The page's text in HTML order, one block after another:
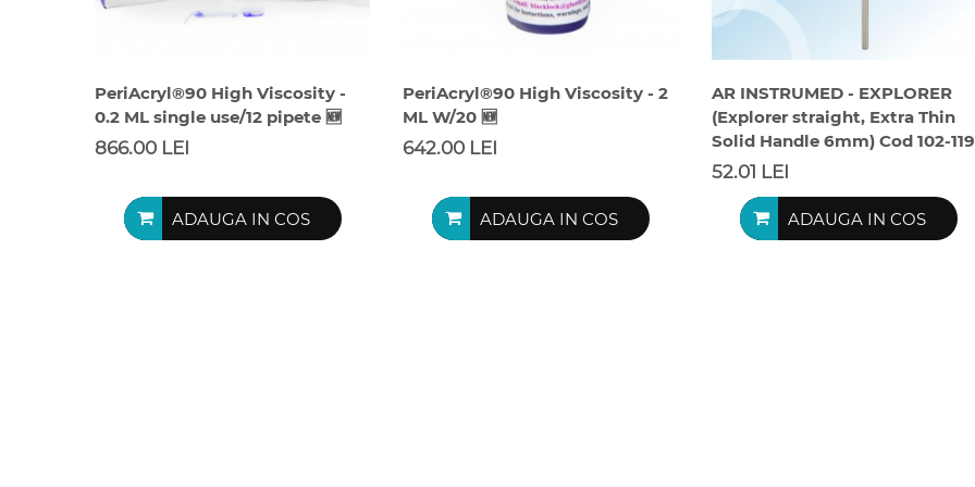
PeriAcryl®90 High Viscosity -
0.2 ML single use/12 pipete 🆕
866.00 LEI
ADAUGA IN COS
PeriAcryl®90 High Viscosity - 2
ML W/20 🆕
642.00 LEI
ADAUGA IN COS
AR INSTRUMED - EXPLORER
(Explorer straight, Extra Thin
Solid Handle 6mm) Cod 102-119
52.01 LEI
ADAUGA IN COS